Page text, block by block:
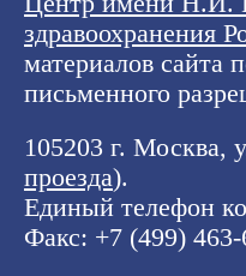
здравоохранения
материалов сайта
письменного
105203 г. Москва,
проезда).
Единый телефон
Факс: +7 (499) 463-